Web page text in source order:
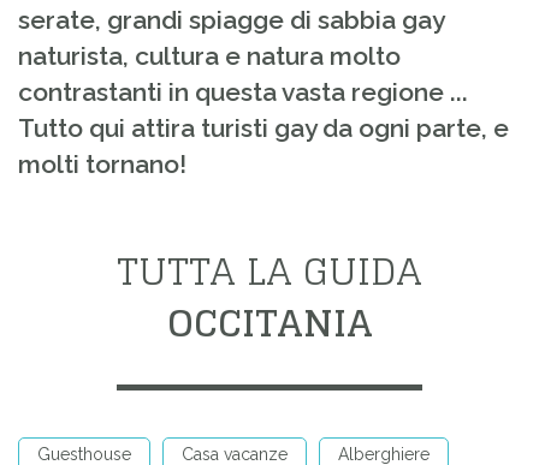
serate, grandi spiagge di sabbia gay
naturista, cultura e natura molto
contrastanti in questa vasta regione ...
Tutto qui attira turisti gay da ogni parte, e
molti tornano!
TUTTA LA GUIDA
OCCITANIA
Guesthouse Casa vacanze Alberghiere